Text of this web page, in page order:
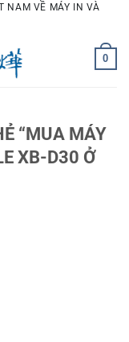
NAM VỀ MÁY IN VÀ
0
“MUA MÁY
XB-D30 Ở